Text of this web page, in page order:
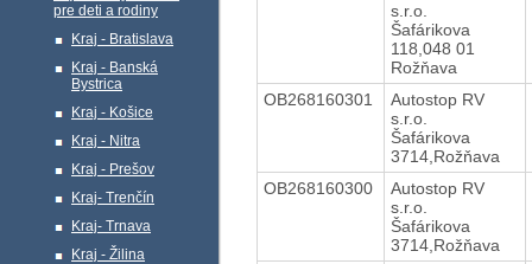
pre deti a rodiny
Kraj - Bratislava
Kraj - Banská
Bystrica
Kraj - Košice
Kraj - Nitra
Kraj - Prešov
Kraj- Trenčín
Kraj- Trnava
Kraj - Žilina
s.r.o.
Šafárikova
118,048 01
Rožňava
OB268160301
Autostop RV
s.r.o.
Šafárikova
3714,Rožňava
OB268160300
Autostop RV
s.r.o.
Šafárikova
3714,Rožňava